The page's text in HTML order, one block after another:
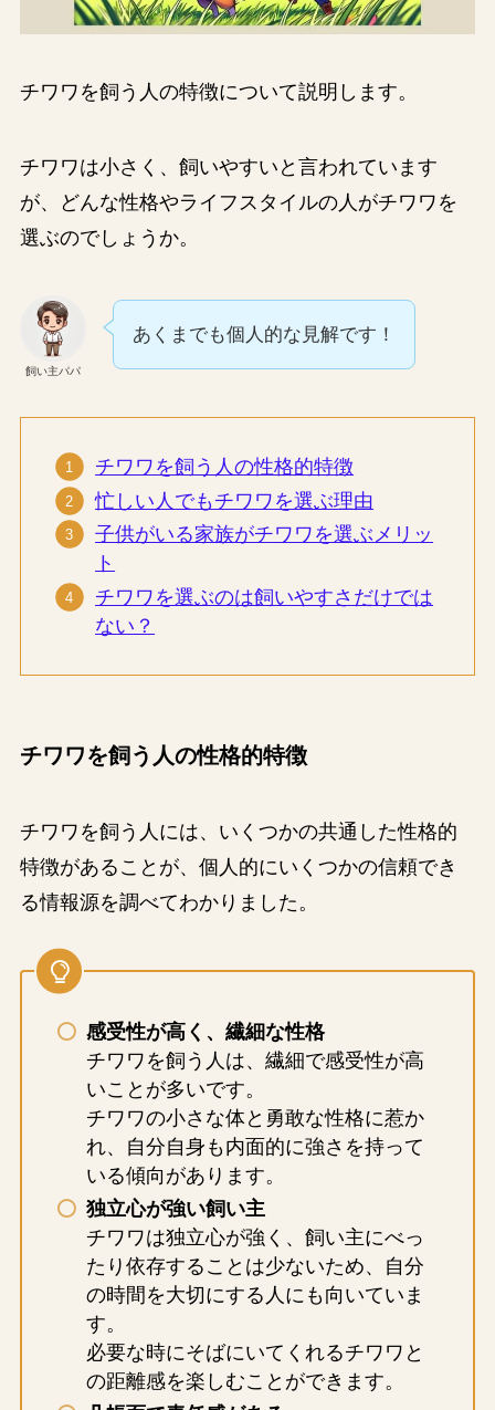
チワワを飼う人の特徴について説明します。
チワワは小さく、飼いやすいと言われています
が、どんな性格やライフスタイルの人がチワワを
選ぶのでしょうか。
飼い主パパ
あくまでも個人的な見解です！
チワワを飼う人の性格的特徴
忙しい人でもチワワを選ぶ理由
子供がいる家族がチワワを選ぶメリッ
ト
チワワを選ぶのは飼いやすさだけでは
ない？
チワワを飼う人の性格的特徴
チワワを飼う人には、いくつかの共通した性格的
特徴があることが、個人的にいくつかの信頼でき
る情報源を調べてわかりました。
感受性が高く、繊細な性格
チワワを飼う人は、繊細で感受性が高
いことが多いです。
チワワの小さな体と勇敢な性格に惹か
れ、自分自身も内面的に強さを持って
いる傾向があります。
独立心が強い飼い主
チワワは独立心が強く、飼い主にべっ
たり依存することは少ないため、自分
の時間を大切にする人にも向いていま
す。
必要な時にそばにいてくれるチワワと
の距離感を楽しむことができます。